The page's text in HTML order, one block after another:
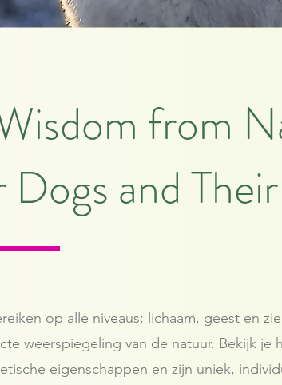
from
Dogs and
op alle niveaus; lichaam, geest en
weerspiegeling van de natuur. Bekijk je
eigenschappen en zijn uniek,